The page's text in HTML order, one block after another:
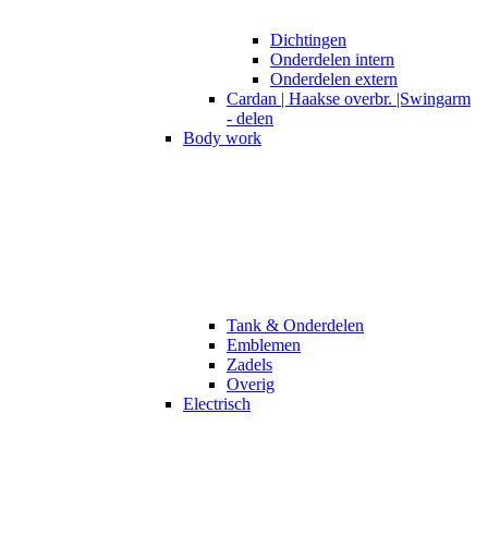
Dichtingen
Onderdelen intern
Onderdelen extern
Cardan | Haakse overbr. |Swingarm
- delen
Body work
Tank & Onderdelen
Emblemen
Zadels
Overig
Electrisch